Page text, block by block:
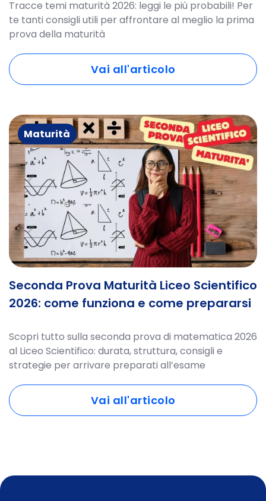
Tracce temi maturità 2026: leggi le più probabili! Per
te tanti consigli utili per affrontare al meglio la prima
prova della maturità
Vai all'articolo
Maturità
Seconda Prova Maturità Liceo Scientifico
2026: come funziona e come prepararsi
Scopri tutto sulla seconda prova di matematica 2026
al Liceo Scientifico: durata, struttura, consigli e
strategie per arrivare preparati all’esame
Vai all'articolo